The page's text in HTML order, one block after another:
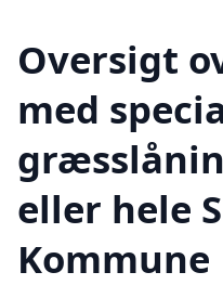
Oversigt
med
eller hele
Kommune